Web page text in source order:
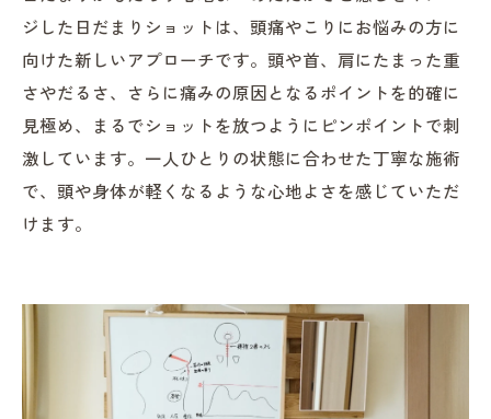
ジした日だまりショットは、頭痛やこりにお悩みの方に
向けた新しいアプローチです。頭や首、肩にたまった重
さやだるさ、さらに痛みの原因となるポイントを的確に
見極め、まるでショットを放つようにピンポイントで刺
激しています。一人ひとりの状態に合わせた丁寧な施術
で、頭や身体が軽くなるような心地よさを感じていただ
けます。